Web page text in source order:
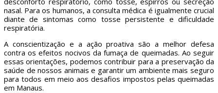
nasal. Para os humanos, a consulta médica é igualmente crucial
diante de sintomas como tosse persistente e dificuldade
respiratória.
A conscientização e a ação proativa são a melhor defesa
contra os efeitos nocivos da fumaça de queimadas. Ao seguir
essas orientações, podemos contribuir para a preservação da
saúde de nossos animais e garantir um ambiente mais seguro
para todos em meio aos desafios impostos pelas queimadas
em Manaus.